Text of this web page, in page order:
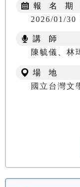
報 名 期
2026/01/30
講 師
陳毓儀、林
場 地
國立台灣文